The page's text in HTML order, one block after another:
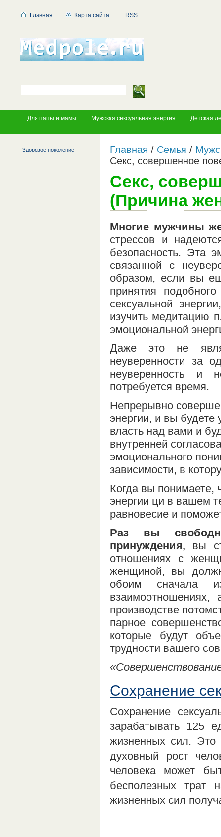
Главная Карта сайта RSS
Для папы и мамы Мужская сексуальная энергия Детская
Здоровое поколение Главная / Семья /
Секс, совершенное
Секс,
(Причина
Многие мужчины
стрессов и
безопасность. Эта
связанной с
образом, если вы
принятия
сексуальной
изучить медитацию
эмоциональной
Даже это не
неуверенности за
неуверенность и
потребуется время.
Непрерывно
энергии, и вы будете
власть над вами и
внутренней
эмоционального
зависимости, в
Когда вы понимаете,
энергии ци в вашем
равновесие и
Раз вы
принуждения, вы
отношениях с
женщиной, вы
обоим сначала
производстве
парное
которые будут
трудности вашего
Сохранение
Сохранение
зарабатывать 125
жизненных сил. Это
духовный рост
человека может
бесполезных трат
жизненных сил